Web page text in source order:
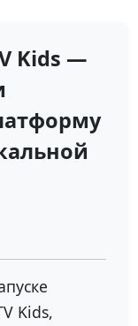
Kids —
Kids,